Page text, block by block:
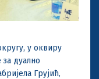
у оквиру
за дуално
Грујић,